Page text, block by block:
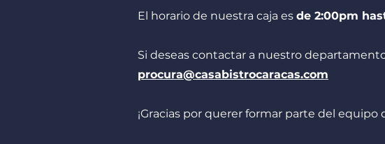
El horario de nuestra caja es de 2:00pm
Si deseas contactar a nuestro
procura@casabistrocaracas.com
¡Gracias por querer formar parte del equipo